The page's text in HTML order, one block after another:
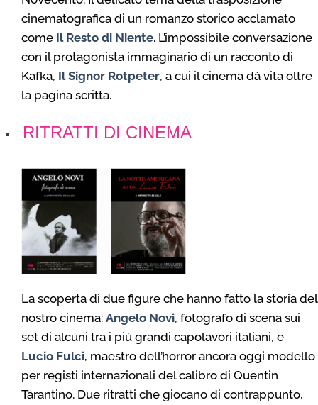
cinematografica di un romanzo storico acclamato
come Il Resto di Niente. L’impossibile conversazione
con il protagonista immaginario di un racconto di
Kafka, Il Signor Rotpeter, a cui il cinema dà vita oltre
la pagina scritta.
RITRATTI DI CINEMA
La scoperta di due figure che hanno fatto la storia del
nostro cinema: Angelo Novi, fotografo di scena sui
set di alcuni tra i più grandi capolavori italiani, e
Lucio Fulci, maestro dell’horror ancora oggi modello
per registi internazionali del calibro di Quentin
Tarantino. Due ritratti che giocano di contrappunto,